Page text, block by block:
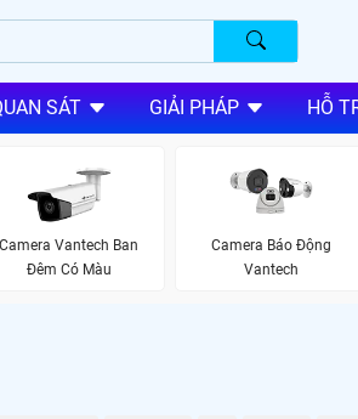
SÁT GIẢI PHÁP HỖ
Camera Vantech Ban
Đêm Có Màu
Camera Báo Động
Vantech